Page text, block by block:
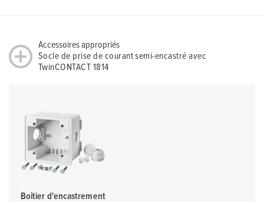
Accessoires appropriés
Socle de prise de courant semi-encastré avec
TwinCONTACT 1814
Boîtier d'encastrement